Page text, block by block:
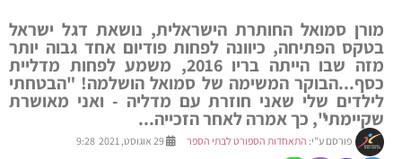
מורן סמואל החותרת הישראלית, נושאת דגל ישראל
בטקס הפתיחה, כיוונה לפחות פודיום אחד גבוה יותר
מזה שבו הייתה בריו 2016, משמע לפחות מדליית
כסף...הבוקר המשימה של סמואל הושלמה! "הבטחתי
לילדים שלי שאני חוזרת עם מדליה - ואני מאושרת
שקיימתי", כך אמרה לאחר הזכייה...
פורסם ע"י: התאחדות הספורט לבתי הספר